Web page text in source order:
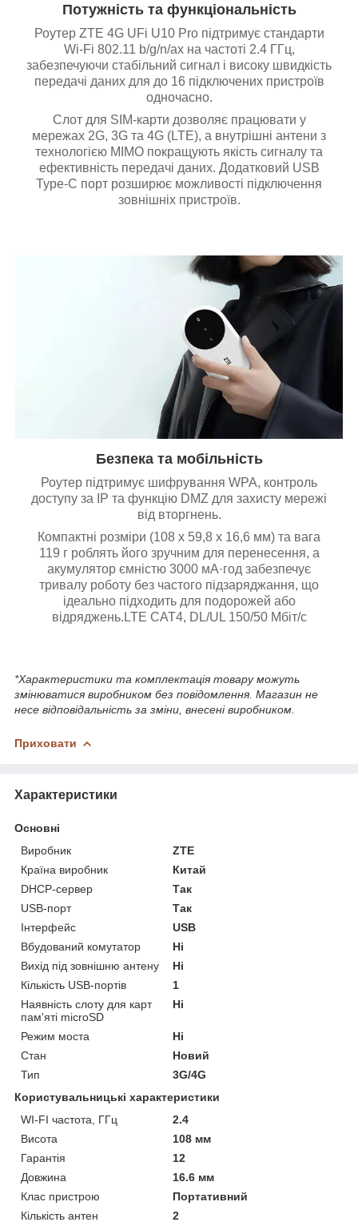
Потужність та функціональність
Роутер ZTE 4G UFi U10 Pro підтримує стандарти
Wi-Fi 802.11 b/g/n/ax на частоті 2.4 ГГц,
забезпечуючи стабільний сигнал і високу швидкість
передачі даних для до 16 підключених пристроїв
одночасно.
Слот для SIM-карти дозволяє працювати у
мережах 2G, 3G та 4G (LTE), а внутрішні антени з
технологією MIMO покращують якість сигналу та
ефективність передачі даних. Додатковий USB
Type-C порт розширює можливості підключення
зовнішніх пристроїв.
Безпека та мобільність
Роутер підтримує шифрування WPA, контроль
доступу за IP та функцію DMZ для захисту мережі
від вторгнень.
Компактні розміри (108 x 59,8 x 16,6 мм) та вага
119 г роблять його зручним для перенесення, а
акумулятор ємністю 3000 мА·год забезпечує
тривалу роботу без частого підзаряджання, що
ідеально підходить для подорожей або
відряджень. LTE CAT4, DL/UL 150/50 Мбіт/с
*Характеристики та комплектація товару можуть
змінюватися виробником без повідомлення. Магазин не
несе відповідальність за зміни, внесені виробником.
Приховати
Характеристики
Основні
Виробник
ZTE
Країна виробник
Китай
DHCP-сервер
Так
USB-порт
Так
Інтерфейс
USB
Вбудований комутатор
Ні
Вихід під зовнішню антену
Ні
Кількість USB-портів
1
Наявність слоту для карт
пам'яті microSD
Ні
Режим моста
Ні
Стан
Новий
Тип
3G/4G
Користувальницькі характеристики
WI-FI частота, ГГц
2.4
Висота
108 мм
Гарантія
12
Довжина
16.6 мм
Клас пристрою
Портативний
Кількість антен
2